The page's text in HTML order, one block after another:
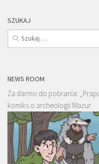
SZUKAJ
Szukaj:
NEWS ROOM
Za darmo do pobrania:
komiks o archeologii Mazur